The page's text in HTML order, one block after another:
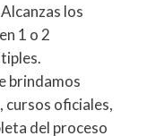
Alcanzas los
1 o 2
brindamos
cursos oficiales,
del proceso